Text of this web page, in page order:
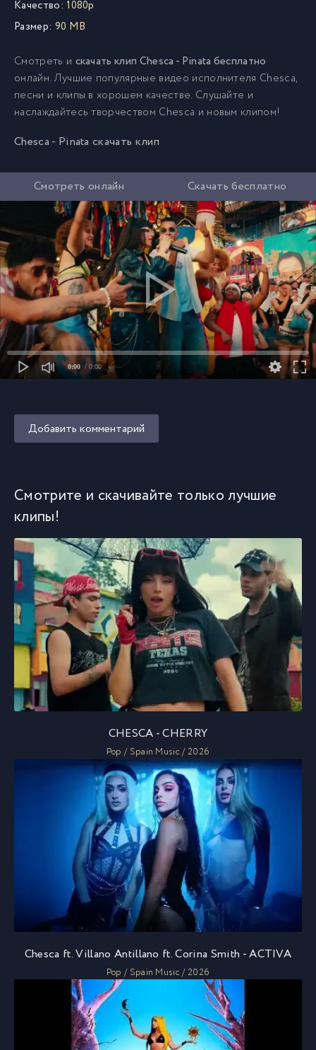
Качество: 1080p
Размер: 90 MB
Смотреть и скачать клип Chesca - Pinata бесплатно
онлайн. Лучшие популярные видео исполнителя Chesca,
песни и клипы в хорошем качестве. Слушайте и
наслаждайтесь творчеством Chesca и новым клипом!
Chesca - Pinata скачать клип
Смотреть онлайн Скачать бесплатно
0:00 / 0:00
Добавить комментарий
Смотрите и скачивайте только лучшие
клипы!
CHESCA - CHERRY
Pop / Spain Music / 2026
Chesca ft. Villano Antillano ft. Corina Smith - ACTIVA
Pop / Spain Music / 2026